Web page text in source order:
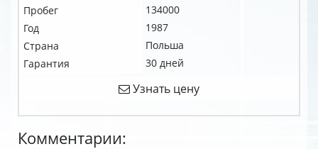
Пробег
134000
Год
1987
Страна
Польша
Гарантия
30 дней
Узнать цену
Комментарии: